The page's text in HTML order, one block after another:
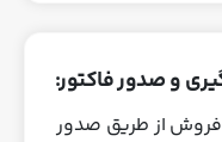
و صدور فاکتور:
فروش از طریق صدور